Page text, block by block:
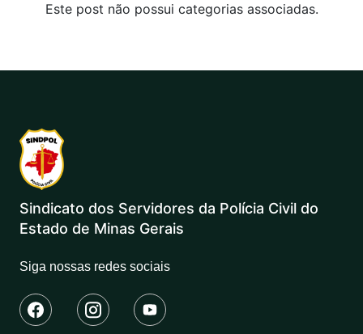
Este post não possui categorias associadas.
Sindicato dos Servidores da Polícia Civil do
Estado de Minas Gerais
Siga nossas redes sociais